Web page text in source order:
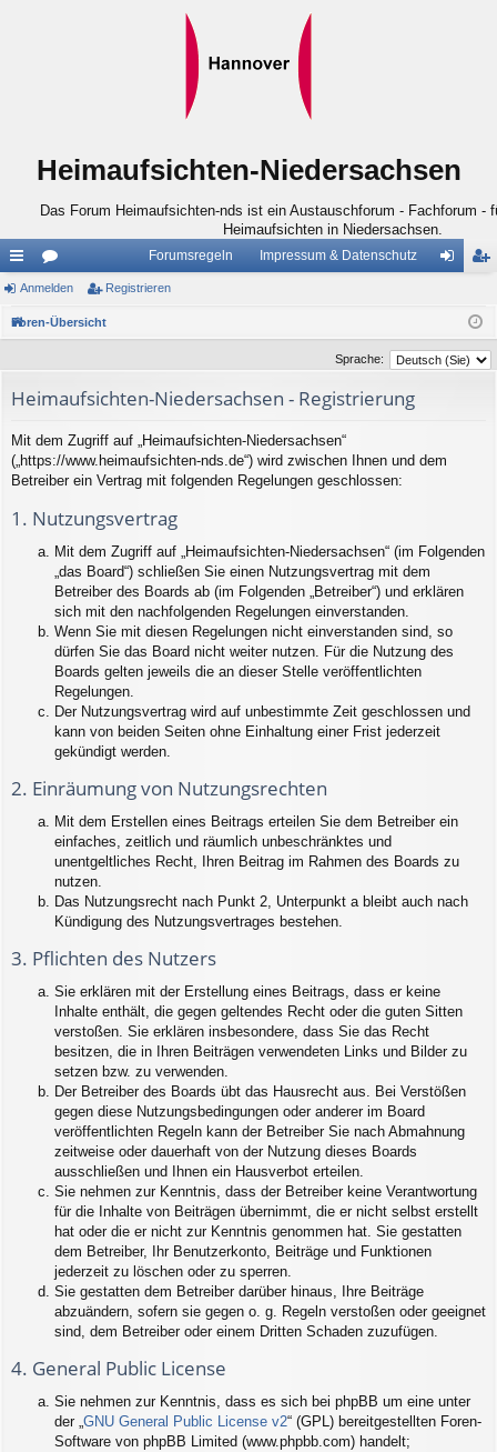
Heimaufsichten-Niedersachsen
Das Forum Heimaufsichten-nds ist ein Austauschforum - Fachforum -
Heimaufsichten in Niedersachsen.
ch
ne
ug
or
en
Forumsregeln Impressum & Datenschutz
el
ist
rie
Anmelden Registrieren
Foren-Übersicht
Sprache:
Heimaufsichten-Niedersachsen - Registrierung
Mit dem Zugriff auf „Heimaufsichten-Niedersachsen“
(„https://www.heimaufsichten-nds.de“) wird zwischen Ihnen und dem
Betreiber ein Vertrag mit folgenden Regelungen geschlossen:
1. Nutzungsvertrag
Mit dem Zugriff auf „Heimaufsichten-Niedersachsen“ (im Folgenden
„das Board“) schließen Sie einen Nutzungsvertrag mit dem
Betreiber des Boards ab (im Folgenden „Betreiber“) und erklären
sich mit den nachfolgenden Regelungen einverstanden.
Wenn Sie mit diesen Regelungen nicht einverstanden sind, so
dürfen Sie das Board nicht weiter nutzen. Für die Nutzung des
Boards gelten jeweils die an dieser Stelle veröffentlichten
Regelungen.
Der Nutzungsvertrag wird auf unbestimmte Zeit geschlossen und
kann von beiden Seiten ohne Einhaltung einer Frist jederzeit
gekündigt werden.
2. Einräumung von Nutzungsrechten
Mit dem Erstellen eines Beitrags erteilen Sie dem Betreiber ein
einfaches, zeitlich und räumlich unbeschränktes und
unentgeltliches Recht, Ihren Beitrag im Rahmen des Boards zu
nutzen.
Das Nutzungsrecht nach Punkt 2, Unterpunkt a bleibt auch nach
Kündigung des Nutzungsvertrages bestehen.
3. Pflichten des Nutzers
Sie erklären mit der Erstellung eines Beitrags, dass er keine
Inhalte enthält, die gegen geltendes Recht oder die guten Sitten
verstoßen. Sie erklären insbesondere, dass Sie das Recht
besitzen, die in Ihren Beiträgen verwendeten Links und Bilder zu
setzen bzw. zu verwenden.
Der Betreiber des Boards übt das Hausrecht aus. Bei Verstößen
gegen diese Nutzungsbedingungen oder anderer im Board
veröffentlichten Regeln kann der Betreiber Sie nach Abmahnung
zeitweise oder dauerhaft von der Nutzung dieses Boards
ausschließen und Ihnen ein Hausverbot erteilen.
Sie nehmen zur Kenntnis, dass der Betreiber keine Verantwortung
für die Inhalte von Beiträgen übernimmt, die er nicht selbst erstellt
hat oder die er nicht zur Kenntnis genommen hat. Sie gestatten
dem Betreiber, Ihr Benutzerkonto, Beiträge und Funktionen
jederzeit zu löschen oder zu sperren.
Sie gestatten dem Betreiber darüber hinaus, Ihre Beiträge
abzuändern, sofern sie gegen o. g. Regeln verstoßen oder geeignet
sind, dem Betreiber oder einem Dritten Schaden zuzufügen.
4. General Public License
Sie nehmen zur Kenntnis, dass es sich bei phpBB um eine unter
der „GNU General Public License v2“ (GPL) bereitgestellten Foren-
Software von phpBB Limited (www.phpbb.com) handelt;